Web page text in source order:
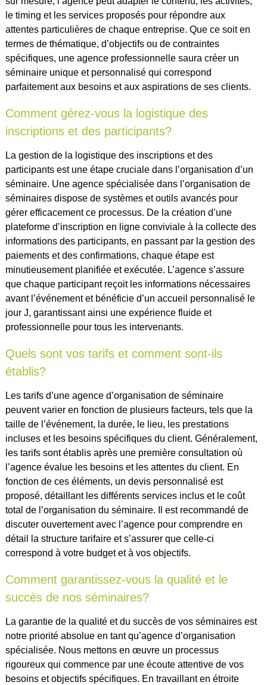
le timing et les services proposés pour répondre aux
attentes particulières de chaque entreprise. Que ce soit en
termes de thématique, d’objectifs ou de contraintes
spécifiques, une agence professionnelle saura créer un
séminaire unique et personnalisé qui correspond
parfaitement aux besoins et aux aspirations de ses clients.
Comment gérez-vous la logistique des
inscriptions et des participants?
La gestion de la logistique des inscriptions et des
participants est une étape cruciale dans l’organisation d’un
séminaire. Une agence spécialisée dans l’organisation de
séminaires dispose de systèmes et outils avancés pour
gérer efficacement ce processus. De la création d’une
plateforme d’inscription en ligne conviviale à la collecte des
informations des participants, en passant par la gestion des
paiements et des confirmations, chaque étape est
minutieusement planifiée et exécutée. L’agence s’assure
que chaque participant reçoit les informations nécessaires
avant l’événement et bénéficie d’un accueil personnalisé le
jour J, garantissant ainsi une expérience fluide et
professionnelle pour tous les intervenants.
Quels sont vos tarifs et comment sont-ils
établis?
Les tarifs d’une agence d’organisation de séminaire
peuvent varier en fonction de plusieurs facteurs, tels que la
taille de l’événement, la durée, le lieu, les prestations
incluses et les besoins spécifiques du client. Généralement,
les tarifs sont établis après une première consultation où
l’agence évalue les besoins et les attentes du client. En
fonction de ces éléments, un devis personnalisé est
proposé, détaillant les différents services inclus et le coût
total de l’organisation du séminaire. Il est recommandé de
discuter ouvertement avec l’agence pour comprendre en
détail la structure tarifaire et s’assurer que celle-ci
correspond à votre budget et à vos objectifs.
Comment garantissez-vous la qualité et le
succès de nos séminaires?
La garantie de la qualité et du succès de vos séminaires est
notre priorité absolue en tant qu’agence d’organisation
spécialisée. Nous mettons en œuvre un processus
rigoureux qui commence par une écoute attentive de vos
besoins et objectifs spécifiques. En travaillant en étroite